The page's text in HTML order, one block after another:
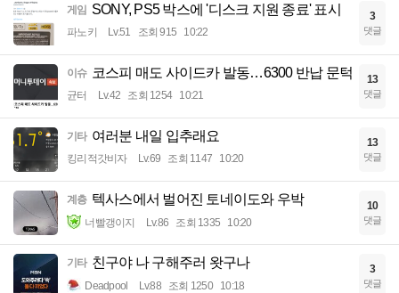
게임 SONY, PS5 박스에 '디스크 지원 종료' 표시
파노키 Lv.51 조회 915 10:22
3
댓글
이슈 코스피 매도 사이드카 발동…6300 반납 문턱
균터 Lv.42 조회 1254 10:21
13
댓글
기타 여러분 내일 입추래요
킹리적갓비자 Lv.69 조회 1147 10:20
13
댓글
계층 텍사스에서 벌어진 토네이도와 우박
너빨갱이지 Lv.86 조회 1335 10:20
10
댓글
기타 친구야 나 구해주러 왓구나
Deadpool Lv.88 조회 1250 10:18
3
댓글